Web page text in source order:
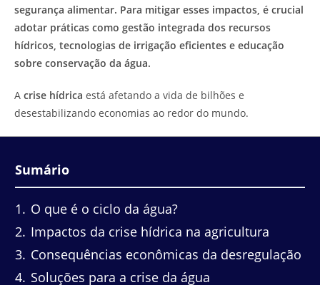
segurança alimentar. Para mitigar esses impactos, é crucial
adotar práticas como gestão integrada dos recursos
hídricos, tecnologias de irrigação eficientes e educação
sobre conservação da água.
A crise hídrica está afetando a vida de bilhões e
desestabilizando economias ao redor do mundo.
Sumário
1
O que é o ciclo da água?
2 Impactos da crise hídrica na agricultura
3 Consequências econômicas da desregulação
4 Soluções para a crise da água